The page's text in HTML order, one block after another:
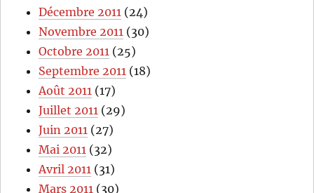
Décembre 2011 (24)
Novembre 2011 (30)
Octobre 2011 (25)
Septembre 2011 (18)
Août 2011 (17)
Juillet 2011 (29)
Juin 2011 (27)
Mai 2011 (32)
Avril 2011 (31)
Mars 2011 (30)